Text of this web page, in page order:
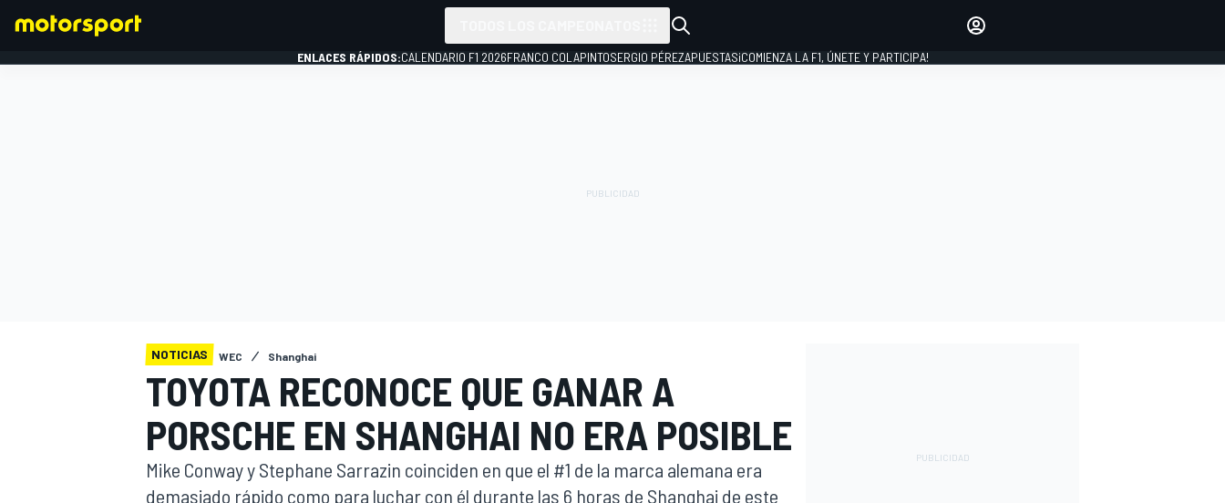
INDYCAR
INICIAR SESIÓN
ENLACES RÁPIDOS:CALENDARIO F1 2026FRANCO COLAPINTOSERGIO PÉREZAPUESTAS¡COMIENZA LA F1, ÚNETE Y PARTICIPA!
NOTICIAS WEC Shanghai
TOYOTA RECONOCE QUE GANAR A
PORSCHE EN SHANGHAI NO ERA POSIBLE
Mike Conway y Stephane Sarrazin coinciden en que el #1 de la marca alemana era
demasiado rápido como para luchar con él durante las 6 horas de Shanghai de este